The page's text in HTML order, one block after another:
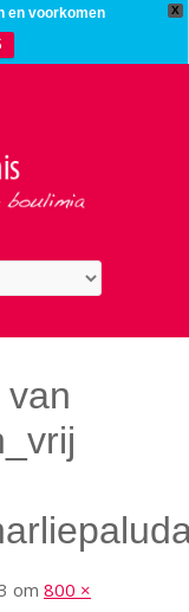
X
en voorkomen
om 800 ×